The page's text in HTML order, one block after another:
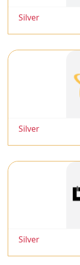
Silver
Silver
Silver